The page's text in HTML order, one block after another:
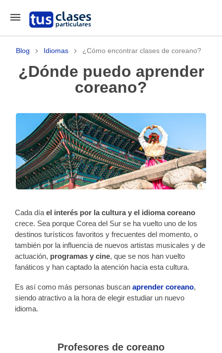
Blog Idiomas ¿Cómo encontrar clases de coreano?
¿Dónde puedo aprender
coreano?
Cada día el interés por la cultura y el idioma coreano
crece. Sea porque Corea del Sur se ha vuelto uno de los
destinos turísticos favoritos y frecuentes del momento, o
también por la influencia de nuevos artistas musicales y de
actuación, programas y cine, que se nos han vuelto
fanáticos y han captado la atención hacia esta cultura.
Es así como más personas buscan aprender coreano,
siendo atractivo a la hora de elegir estudiar un nuevo
idioma.
Profesores de coreano